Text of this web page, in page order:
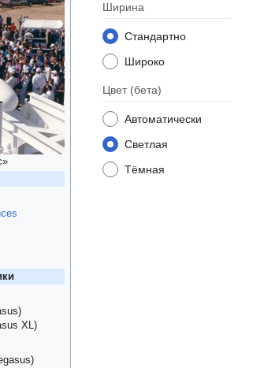
Ширина
Стандартно
Широко
Цвет (бета)
Автоматически
Светлая
Тёмная
XL)